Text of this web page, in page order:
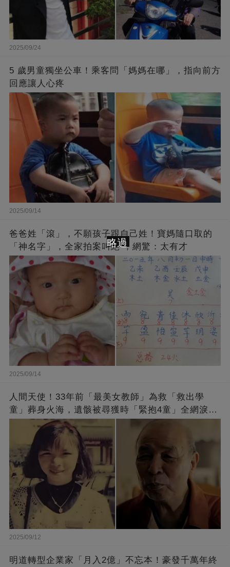
2025/09/24
5 歲男童獨坐公車！乘客問「媽媽在哪」，指向前方
回應讓人心疼
2025/09/14
爸爸姓「滾」，不願孩子跟自己姓！寶媽隨口取的
「神名字」，全家拍案叫絕 ，網驚：太有才
2025/09/14
人間天使！33年前「最美女教師」為救「救出學
童」葬身火海，遺骸被尋獲時「緊抱4童」全網淚
崩：真正的英雄不該被遺忘
2025/09/12
明道轉型企業家「月入2億」不忘本！豪發千萬年終
略過